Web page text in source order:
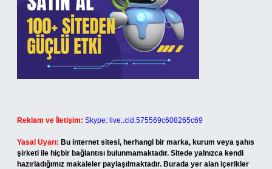
Reklam ve İletişim: Skype: live:.cid.575569c608265c69
Yasal Uyarı: Bu internet sitesi, herhangi bir marka, kurum veya şahıs
şirketi ile hiçbir bağlantısı bulunmamaktadır. Sitede yalnızca kendi
hazırladığımız makaleler paylaşılmaktadır. Burada yer alan içerikler